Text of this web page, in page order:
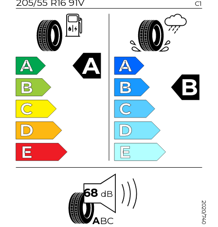
C1
A
B
C
D
E
A A
B
C
D
E
B
68 dB
ABC 2020/740